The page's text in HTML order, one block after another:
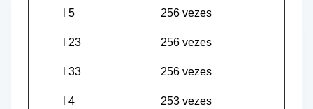
5 256 vezes
23 256 vezes
33 256 vezes
4 253 vezes